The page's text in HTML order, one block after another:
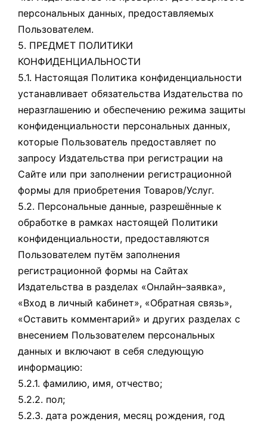
персональных данных, предоставляемых
Пользователем.
5. ПРЕДМЕТ ПОЛИТИКИ
КОНФИДЕНЦИАЛЬНОСТИ
5.1. Настоящая Политика конфиденциальности
устанавливает обязательства Издательства по
неразглашению и обеспечению режима защиты
конфиденциальности персональных данных,
которые Пользователь предоставляет по
запросу Издательства при регистрации на
Сайте или при заполнении регистрационной
формы для приобретения Товаров/Услуг.
5.2. Персональные данные, разрешённые к
обработке в рамках настоящей Политики
конфиденциальности, предоставляются
Пользователем путём заполнения
регистрационной формы на Сайтах
Издательства в разделах «Онлайн–заявка»,
«Вход в личный кабинет», «Обратная связь»,
«Оставить комментарий» и других разделах с
внесением Пользователем персональных
данных и включают в себя следующую
информацию:
5.2.1. фамилию, имя, отчество;
5.2.2. пол;
5.2.3. дата рождения, месяц рождения, год